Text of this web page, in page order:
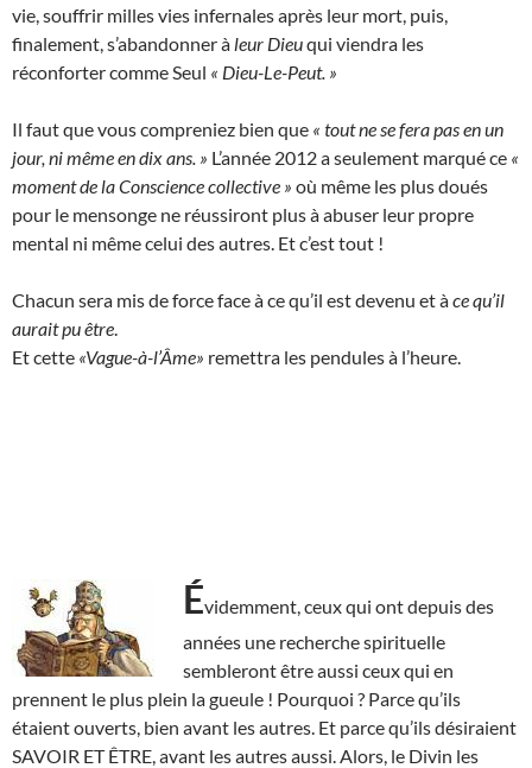
vie, souffrir milles vies infernales après leur mort, puis,
finalement, s’abandonner à leur Dieuqui viendra les
réconforter comme Seul « Dieu-Le-Peut. »
Il faut que vous compreniez bien que « tout ne se fera pas en un
jour, ni même en dix ans. » L’année 2012 a seulement marqué ce «
moment de la Conscience collective » où même les plus doués
pour le mensonge ne réussiront plus à abuser leur propre
mental ni même celui des autres. Et c’est tout !
Chacun sera mis de force face à ce qu’il est devenu et àce qu’il
aurait pu être
Et cette «Vague-à-l’Âme» remettra les pendules à l’heure.
Évidemment, ceux qui ont depuis des
années une recherche spirituelle
sembleront être aussi ceux qui en
prennent le plus plein la gueule ! Pourquoi ? Parce qu’ils
étaient ouverts, bien avant les autres. Et parce qu’ils désiraient
SAVOIR ET ÊTRE, avant les autres aussi. Alors, le Divin les